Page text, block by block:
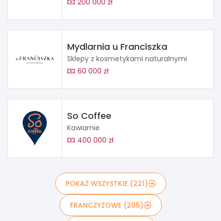
Mydlarnia u Franciszka
Sklepy z kosmetykami naturalnymi
60 000 zł
So Coffee
Kawiarnie
400 000 zł
POKAŻ WSZYSTKIE (221)
FRANCZYZOWE (205)